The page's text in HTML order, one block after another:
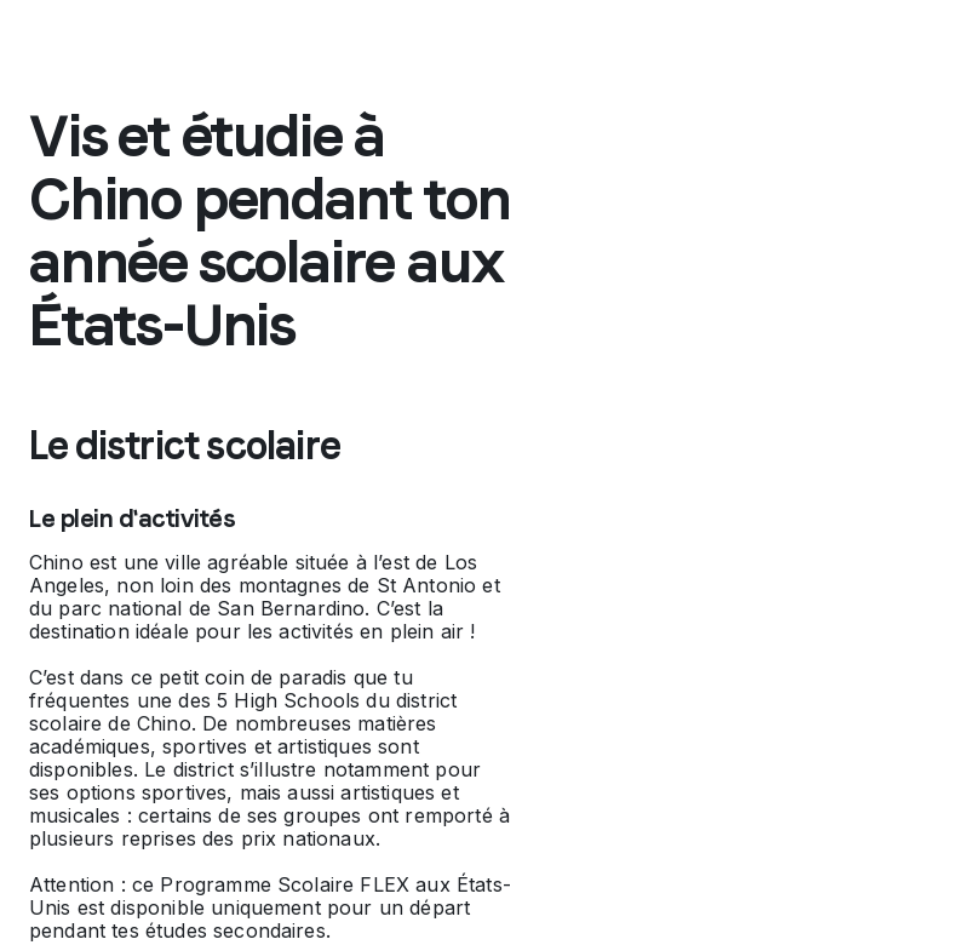
Vis et étudie à
Chino pendant ton
année scolaire aux
États-Unis
Le district scolaire
Le plein d'activités
Chino est une ville agréable située à l’est de Los
Angeles, non loin des montagnes de St Antonio et
du parc national de San Bernardino. C’est la
destination idéale pour les activités en plein air !
C’est dans ce petit coin de paradis que tu
fréquentes une des 5 High Schools du district
scolaire de Chino. De nombreuses matières
académiques, sportives et artistiques sont
disponibles. Le district s’illustre notamment pour
ses options sportives, mais aussi artistiques et
musicales : certains de ses groupes ont remporté à
plusieurs reprises des prix nationaux.
Attention : ce Programme Scolaire FLEX aux États-
Unis est disponible uniquement pour un départ
pendant tes études secondaires.